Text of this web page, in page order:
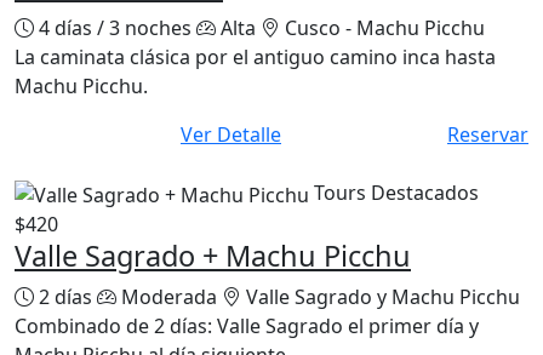
4 días / 3 noches Alta
Cusco - Machu Picchu
La caminata clásica por el antiguo camino inca hasta
Machu Picchu.
Ver Detalle
Reservar
Tours Destacados
$420
Valle Sagrado + Machu Picchu
2 días Moderada
Combinado de 2 días: Valle Sagrado el primer día y
Machu Picchu al día siguiente.